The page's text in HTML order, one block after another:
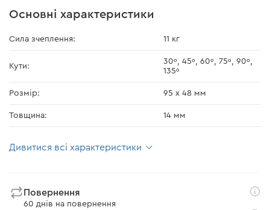
Основні характеристики
Сила зчеплення: 11 кг
Кути:
30º, 45º, 60º, 75º, 90º,
135º
Розмір: 95 х 48 мм
Товщина: 14 мм
Дивитися всі характеристики
Повернення
60 днів на повернення